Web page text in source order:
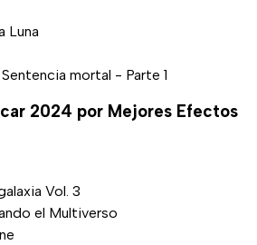
Luna
mortal - Parte 1
2024 por Mejores Efectos
Vol. 3
el Multiverso